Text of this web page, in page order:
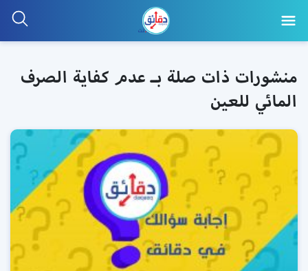
منشورات ذات صلة بـ عدم كفاية الصرف
المائي للعين